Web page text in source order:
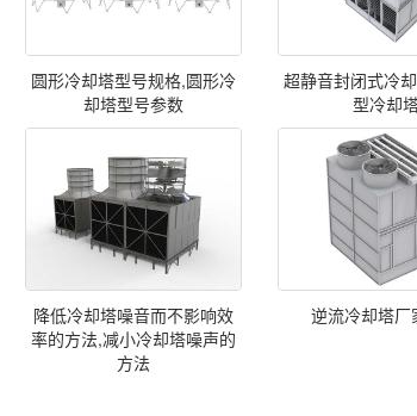
圆形冷却塔型号规格,圆形冷
却塔型号参数
超静音封闭式冷
型冷却
降低冷却塔噪音而不影响效
率的方法,减小冷却塔噪声的
方法
逆流冷却塔厂